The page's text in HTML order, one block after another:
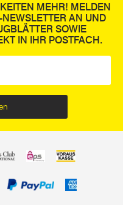
MEHR! MELDEN
AN UND
SOWIE
IN IHR POSTFACH.